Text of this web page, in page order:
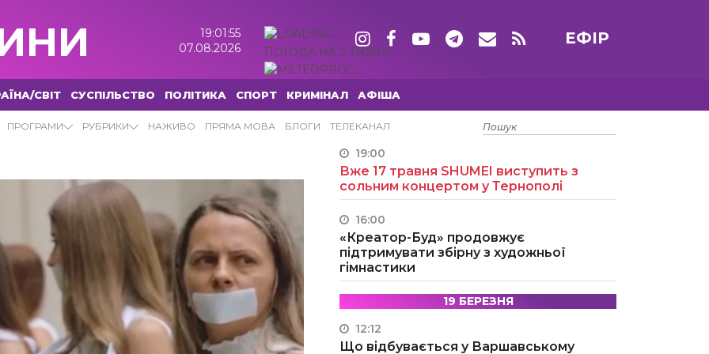
19:01:56
07.08.2026
ПОГОДА НА 2 ТИЖНІ
ЕФІР
СВІТ СУСПІЛЬСТВО ПОЛІТИКА СПОРТ КРИМІНАЛ АФІША
ПРОГРАМИ РУБРИКИ НАЖИВО ПРЯМА МОВА БЛОГИ ТЕЛЕКАНАЛ
15 ТРАВНЯ
19:00
Вже 17 травня SHUMEI виступить з
сольним концертом у Тернополі
16:00
«Креатор-Буд» продовжує
підтримувати збірну з художньої
гімнастики
19 БЕРЕЗНЯ
12:12
Що відбувається у Варшавському